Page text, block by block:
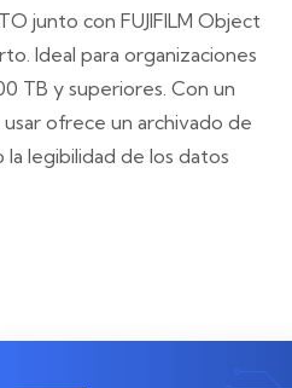
junto con FUJIFILM Object
Ideal para organizaciones
TB y superiores. Con un
ofrece un archivado de
legibilidad de los datos